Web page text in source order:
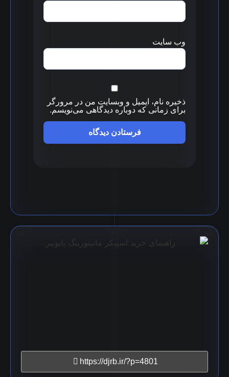
https://djrb.ir/?p=4801
وب‌ سایت
ذخیره نام، ایمیل و وبسایت من در مرورگر
برای زمانی که دوباره دیدگاهی می‌نویسم.